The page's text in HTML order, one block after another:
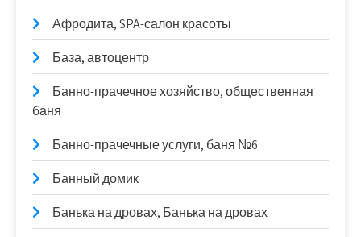
Афродита, SPA-салон красоты
База, автоцентр
Банно-прачечное хозяйство, общественная
баня
Банно-прачечные услуги, баня №6
Банный домик
Банька на дровах, Банька на дровах